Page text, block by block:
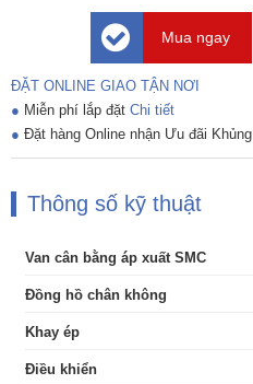
Mua ngay
ĐẶT ONLINE GIAO TẬN NƠI
● Miễn phí lắp đặt Chi tiết
● Đặt hàng Online nhận Ưu đãi Khủng
Thông số kỹ thuật
Van cân bằng áp xuất SMC
Đồng hồ chân không
Khay ép
Điều khiển